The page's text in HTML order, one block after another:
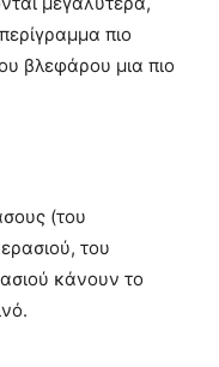
πιο
βλεφάρου μια πιο
(του
του
κάνουν το